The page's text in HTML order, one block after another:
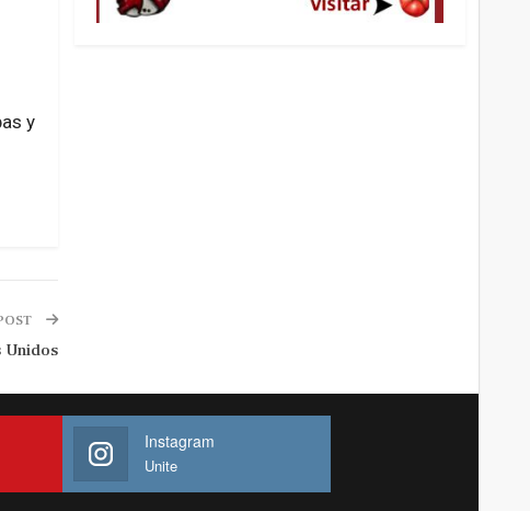
y
Unidos
Instagram
Unite